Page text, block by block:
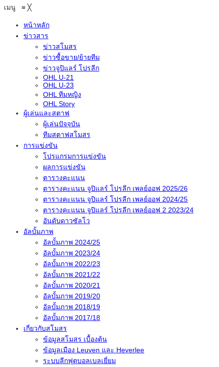
เมนู ≡ ╳
หน้าหลัก
ข่าวสาร
ข่าวสโมสร
ข่าวซื้อขาย/ย้ายทีม
ข่าวจูปิแลร์ โปรลีก
OHL U-21
OHL U-23
OHL ทีมหญิง
OHL Story
ผู้เล่นและสตาฟ
ผู้เล่นปัจจุบัน
ทีมสตาฟสโมสร
การแข่งขัน
โปรแกรมการแข่งขัน
ผลการแข่งขัน
ตารางคะแนน
ตารางคะแนน จูปิแลร์ โปรลีก เพลย์ออฟ 2025/26
ตารางคะแนน จูปิแลร์ โปรลีก เพลย์ออฟ 2024/25
ตารางคะแนน จูปิแลร์ โปรลีก เพลย์ออฟ 2 2023/24
อันดับดาวซัลโว
อัลบั้มภาพ
อัลบั้มภาพ 2024/25
อัลบั้มภาพ 2023/24
อัลบั้มภาพ 2022/23
อัลบั้มภาพ 2021/22
อัลบั้มภาพ 2020/21
อัลบั้มภาพ 2019/20
อัลบั้มภาพ 2018/19
อัลบั้มภาพ 2017/18
เกี่ยวกับสโมสร
ข้อมูลสโมสร เบื้องต้น
ข้อมูลเมือง Leuven และ Heverlee
ระบบลีกฟุตบอลเบลเยี่ยม